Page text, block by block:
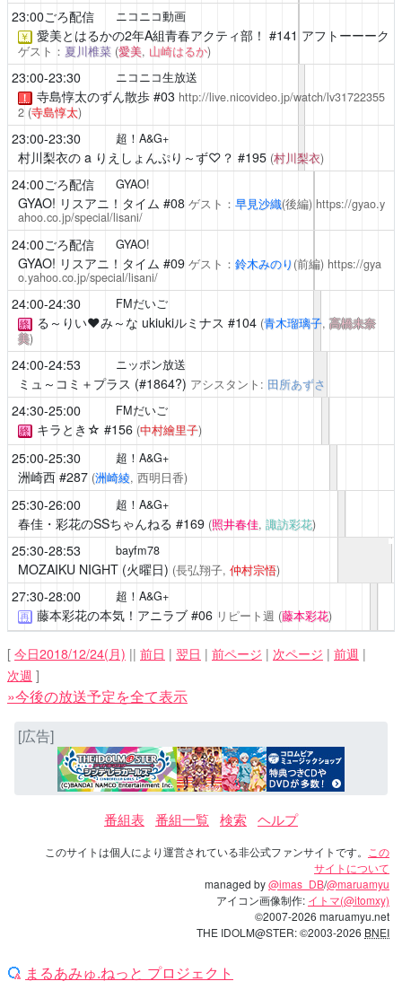
23:00ごろ配信 ニコニコ動画
￥ 愛美とはるかの2年A組青春アクティ部！ #141 アフトーーーク
ゲスト： 夏川椎菜 (愛美, 山崎はるか)
23:00-23:30 ニコニコ生放送
！ 寺島惇太のずん散歩#03 http://live.nicovideo.jp/watch/lv31722355
2 (寺島惇太)
23:00-23:30 超！A&G+
村川梨衣の a りえしょんぷり～ず♡？ #195 (村川梨衣)
24:00ごろ配信 GYAO!
GYAO! リスアニ！タイム #08 ゲスト： 早見沙織(後編) https://gyao.y
ahoo.co.jp/special/lisani/
24:00ごろ配信 GYAO!
GYAO! リスアニ！タイム #09 ゲスト： 鈴木みのり (前編) https://gya
o.yahoo.co.jp/special/lisani/
24:00-24:30 FMだいご
終 る～りい❤️み～な ukiukiルミナス #104 (青木瑠璃子,高橋未奈
美)
24:00-24:53 ニッポン放送
ミュ～コミ＋プラス (#1864?) アシスタント: 田所あずさ
24:30-25:00 FMだいご
終 キラとき☆ #156 (中村繪里子)
25:00-25:30 超！A&G+
洲崎西#287 (洲崎綾, 西明日香)
25:30-26:00 超！A&G+
春佳・彩花のSSちゃんねる #169 (照井春佳, 諏訪彩花)
25:30-28:53 bayfm78
MOZAIKU NIGHT (火曜日) (長弘翔子, 仲村宗悟)
27:30-28:00 超！A&G+
再 藤本彩花の本気！アニラブ#06 リピート週 (藤本彩花)
[ 今日2018/12/24(月) || 前日 | 翌日 | 前ページ | 次ページ | 前週 |
次週 ]
»今後の放送予定を全て表示
[広告]
番組表 番組一覧 検索 ヘルプ
このサイトは個人により運営されている非公式ファンサイトです。
この
サイトについて
managed by@imas_DB/@maruamyu
アイコン画像制作: イトマ(@itomxy)
©2007-2026 maruamyu.net
THE IDOLM@STER: ©2003-2026 BNEI
まるあみゅ.ねっと プロジェクト